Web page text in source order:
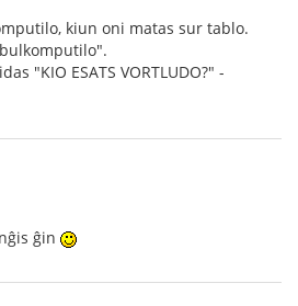
kiun oni matas sur tablo.
"KIO ESATS VORTLUDO?" -
ĝin